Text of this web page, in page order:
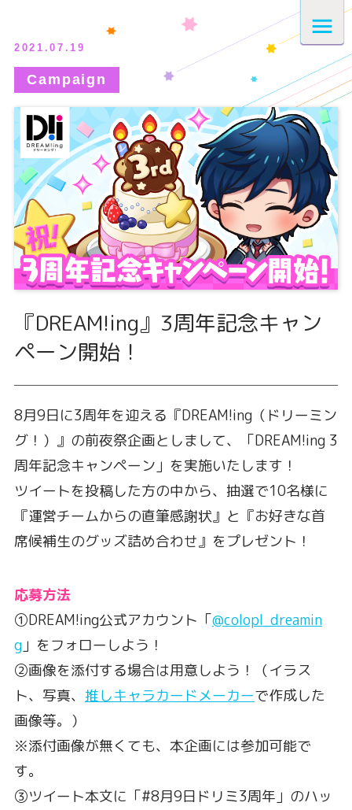
2021.07.19
『DREAM!ing』3周年記念キャン
ペーン開始！
8月9日に3周年を迎える『DREAM!ing（ドリーミン
グ！）』の前夜祭企画としまして、「DREAM!ing 3
周年記念キャンペーン」を実施いたします！
ツイートを投稿した方の中から、抽選で10名様に
『運営チームからの直筆感謝状』と『お好きな首
席候補生のグッズ詰め合わせ』をプレゼント！
応募方法
①DREAM!ing公式アカウント「@colopl_dreamin
g」をフォローしよう！
②画像を添付する場合は用意しよう！（イラス
ト、写真、 推しキャラカードメーカーで作成した
画像等。）
※添付画像が無くても、本企画には参加可能で
す。
③ツイート本文に「#8月9日ドリミ3周年」のハッ